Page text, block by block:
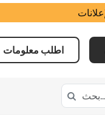
اطلب معلومات
بحث